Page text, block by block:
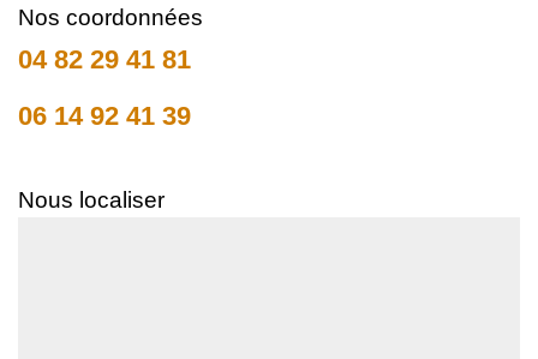
Nos coordonnées
04 82 29 41 81
06 14 92 41 39
Nous localiser